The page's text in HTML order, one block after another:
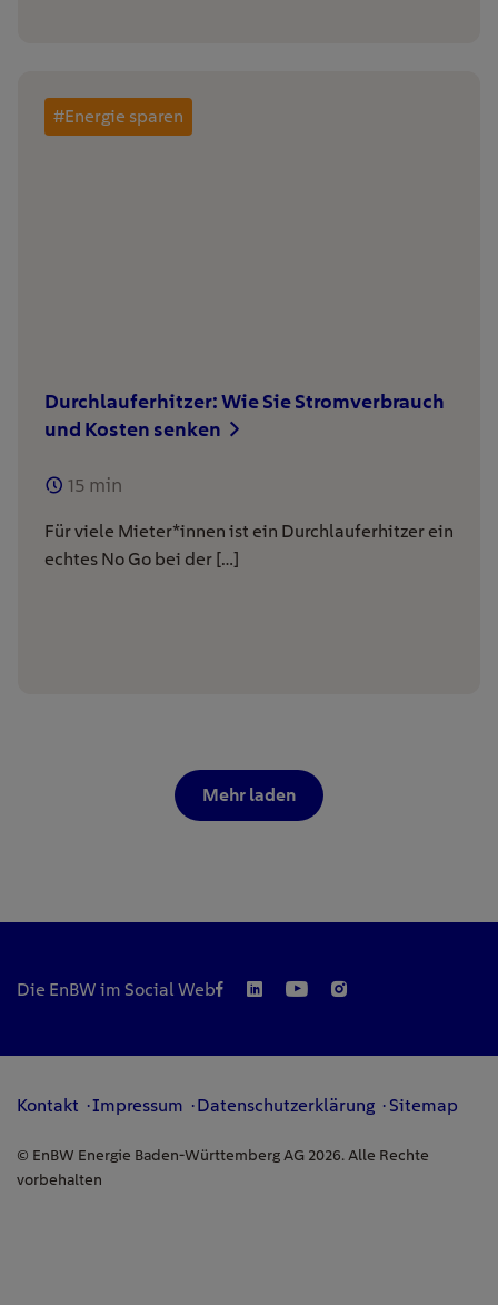
#Energie sparen
Durchlauferhitzer: Wie Sie Stromverbrauch
und Kosten senken
15 min
Für viele Mieter*innen ist ein Durchlauferhitzer ein
echtes No Go bei der […]
Mehr laden
Die EnBW im Social Web
Kontakt Impressum Datenschutzerklärung Sitemap
© EnBW Energie Baden-Württemberg AG 2026. Alle Rechte
vorbehalten